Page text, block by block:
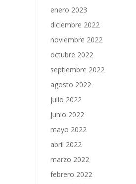
enero 2023
diciembre 2022
noviembre 2022
octubre 2022
septiembre 2022
agosto 2022
julio 2022
junio 2022
mayo 2022
abril 2022
marzo 2022
febrero 2022